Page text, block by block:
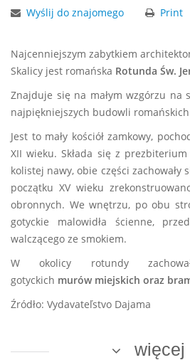
Wyślij do znajomego Print
Najcenniejszym zabytkiem
Skalicy jest romańska Rotunda Św.
Znajduje się na małym wzgórzu na
najpiękniejszych budowli romańskich
Jest to mały kościół zamkowy,
XII wieku. Składa się z prezbiterium
kolistej nawy, obie części zachowały
początku XV wieku
obronnych. We wnętrzu, po obu
gotyckie malowidła ścienne,
walczącego ze smokiem.
W okolicy rotundy
gotyckich murów miejskich oraz
Źródło: Vydavateľstvo Dajama
więcej